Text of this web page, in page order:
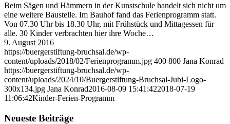
Beim Sägen und Hämmern in der Kunstschule handelt sich nicht um
eine weitere Baustelle. Im Bauhof fand das Ferienprogramm statt.
Von 07.30 Uhr bis 18.30 Uhr, mit Frühstück und Mittagessen für
alle. 30 Kinder verbrachten hier ihre Woche…
9. August 2016
https://buergerstiftung-bruchsal.de/wp-
content/uploads/2018/02/Ferienprogramm.jpg 400 800 Jana Konrad
https://buergerstiftung-bruchsal.de/wp-
content/uploads/2024/10/Buergerstiftung-Bruchsal-Jubi-Logo-
300x134.jpg Jana Konrad2016-08-09 15:41:422018-07-19
11:06:42Kinder-Ferien-Programm
Neueste Beiträge